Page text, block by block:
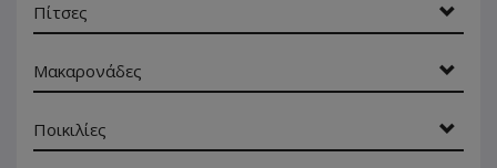
Πίτσες
Μακαρονάδες
Ποικιλίες